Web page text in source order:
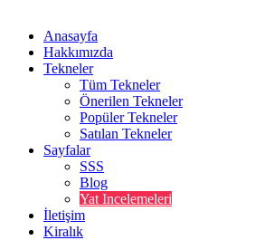
Anasayfa
Hakkımızda
Tekneler
Tüm Tekneler
Önerilen Tekneler
Popüler Tekneler
Satılan Tekneler
Sayfalar
SSS
Blog
Yat Incelemeleri
İletişim
Kiralık